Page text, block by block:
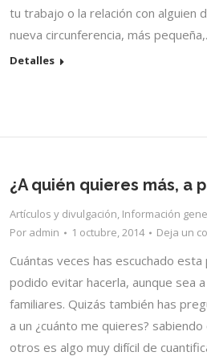
tu trabajo o la relación con alguien
nueva circunferencia, más
Detalles
¿A quién quieres más, a
Artículos y divulgación, Información
Por admin 1 octubre, 2014 Deja un
Cuántas veces has escuchado
podido evitar hacerla, aunque sea
familiares. Quizás también has
a un ¿cuánto me quieres?
otros es algo muy difícil de